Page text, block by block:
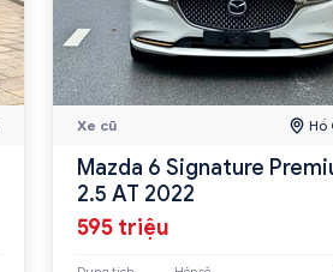
Xe cũ Hồ
Mazda 6 Signature
2.5 AT 2022
595 triệu